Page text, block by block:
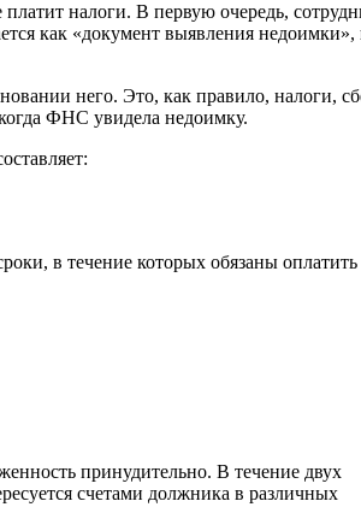
налоги. В первую очередь,
как «документ выявления недоимки»,
него. Это, как правило, налоги,
ФНС увидела недоимку.
в течение которых обязаны оплатить
принудительно. В течение двух
счетами должника в различных